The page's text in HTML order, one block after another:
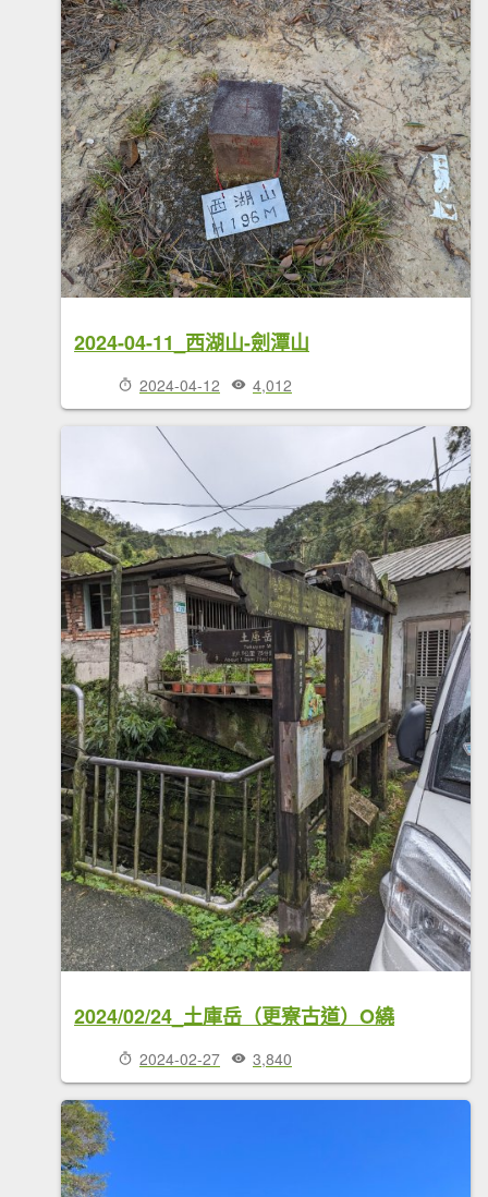
2024-04-11_西湖山-劍潭山
2024-04-12 4,012
2024/02/24_土庫岳（更寮古道）O繞
2024-02-27 3,840